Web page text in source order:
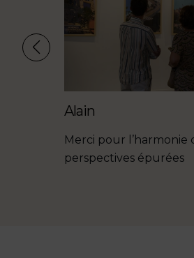
salon.
Alain
Merci pour l’harmonie
perspectives épurées